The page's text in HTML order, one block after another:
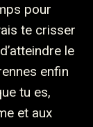
pour
te crisser
le
enfin
tu es,
et aux